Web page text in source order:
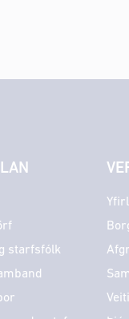
starfsfólk